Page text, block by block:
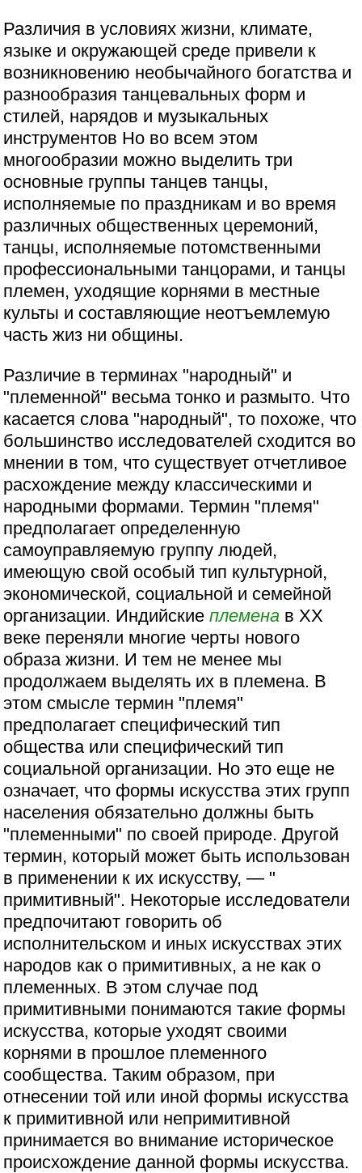
Различия в условиях жизни, климате,
языке и окружающей среде привели к
возникновению необычайного богатства и
разнообразия танцевальных форм и
стилей, нарядов и музыкальных
инструментов Но во всем этом
многообразии можно выделить три
основные группы танцев танцы,
исполняемые по праздникам и во время
различных общественных церемоний,
танцы, исполняемые потомственными
профессиональными танцорами, и танцы
племен, уходящие корнями в местные
культы и составляющие неотъемлемую
часть жиз ни общины.
Различие в терминах "народный" и
"племенной" весьма тонко и размыто. Что
касается слова "народный", то похоже, что
большинство исследователей сходится во
мнении в том, что существует отчетливое
расхождение между классическими и
народными формами. Термин "племя"
предполагает определенную
самоуправляемую группу людей,
имеющую свой особый тип культурной,
экономической, социальной и семейной
организации. Индийскиеплемена в XX
веке переняли многие черты нового
образа жизни. И тем не менее мы
продолжаем выделять их в племена. В
этом смысле термин "племя"
предполагает специфический тип
общества или специфический тип
социальной организации. Но это еще не
означает, что формы искусства этих групп
населения обязательно должны быть
"племенными" по своей природе. Другой
термин, который может быть использован
в применении к их искусству, — "
примитивный". Некоторые исследователи
предпочитают говорить об
исполнительском и иных искусствах этих
народов как о примитивных, а не как о
племенных. В этом случае под
примитивными понимаются такие формы
искусства, которые уходят своими
корнями в прошлое племенного
сообщества. Таким образом, при
отнесении той или иной формы искусства
к примитивной или непримитивной
принимается во внимание историческое
происхождение данной формы искусства.